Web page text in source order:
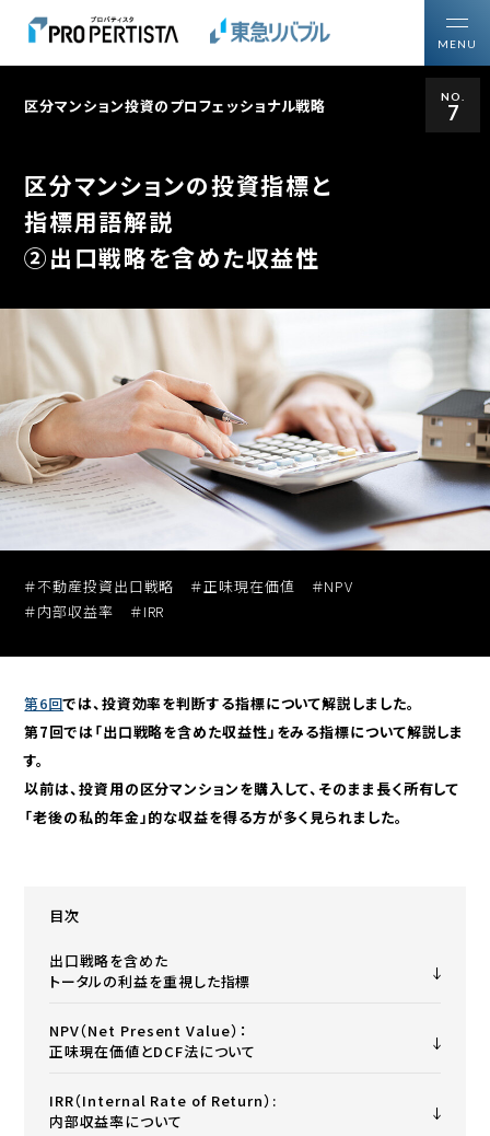
MENU
NO.
7
区分マンション投資のプロフェッショナル戦略
区分マンションの投資指標と
指標用語解説
②出口戦略を含めた収益性
＃不動産投資出口戦略 ＃正味現在価値
＃NPV
＃内部収益率
＃IRR
第6回では、投資効率を判断する指標について解説しました。
第7回では「出口戦略を含めた収益性」をみる指標について解説しま
す。
以前は、投資用の区分マンションを購入して、そのまま長く所有して
「老後の私的年金」的な収益を得る方が多く見られました。
目次
出口戦略を含めた
トータルの利益を重視した指標
NPV（Net Present Value）：
正味現在価値とDCF法について
IRR（Internal Rate of Return）:
内部収益率について
トップ
ご所有の投資用不動産を
プロパティスタについて
区分マンション投資ガイド
購入・売却ガイドブック
区分マンション投資のプロフェッショナル戦略
マーケットレポート・コラム
セミナー動画アーカイブ
投資用
区分マンションを探す
無料売却査定